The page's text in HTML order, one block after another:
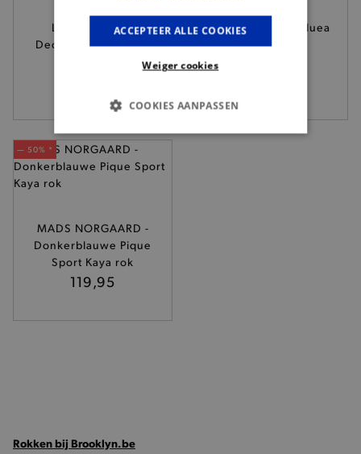
Levi's - Blauwe
Deconstructed Edge
Nümph - Zwarte Nuea
Layer rok
— 50% *
MADS NORGAARD -
Donkerblauwe Pique
Sport Kaya rok
119,95
Rokken bij Brooklyn.be
ACCEPTEER ALLE COOKIES
Weiger cookies
COOKIES AANPASSEN
BASIS COOKIES
FUNCTIONALITEIT
niet jouw identiteit.